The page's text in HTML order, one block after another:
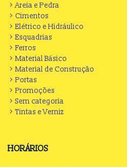
Areia e Pedra
Cimentos
Elétrico e Hidráulico
Esquadrias
Ferros
Material Básico
Material de Construção
Portas
Promoções
Sem categoria
Tintas e Verniz
HORÁRIOS